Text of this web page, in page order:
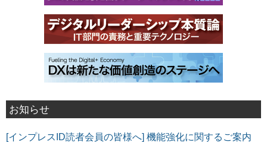
お知らせ
[インプレスID読者会員の皆様へ] 機能強化に関するご案内